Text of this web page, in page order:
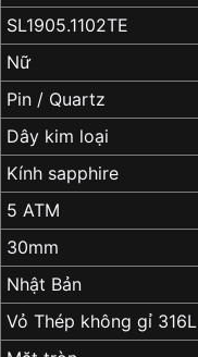
SL1905.1102TE
Nữ
Pin / Quartz
Dây kim loại
Kính sapphire
5 ATM
30mm
Nhật Bản
Vỏ Thép không gỉ 316L